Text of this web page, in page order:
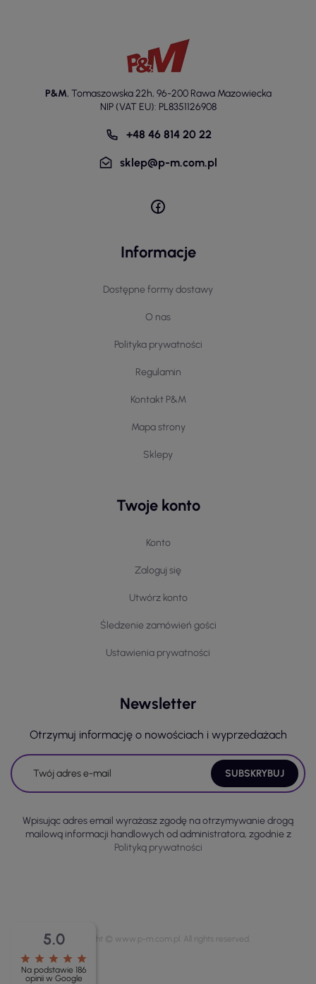
P&M, Tomaszowska 22h, 96-200 Rawa Mazowiecka
NIP (VAT EU): PL8351126908
+48 46 814 20 22
sklep@p-m.com.pl
Informacje
Dostępne formy dostawy
O nas
Polityka prywatności
Regulamin
Kontakt P&M
Mapa strony
Sklepy
Twoje konto
Konto
Zaloguj się
Utwórz konto
Śledzenie zamówień gości
Ustawienia prywatności
Newsletter
Otrzymuj informację o nowościach i wyprzedażach
Wpisując adres email wyrażasz zgodę na otrzymywanie drogą
mailową informacji handlowych od administratora, zgodnie z
Polityką prywatności
5.0
star star star star star
Na podstawie 186
opinii w Google
Copyright © www.p-m.com.pl. All rights reserved.